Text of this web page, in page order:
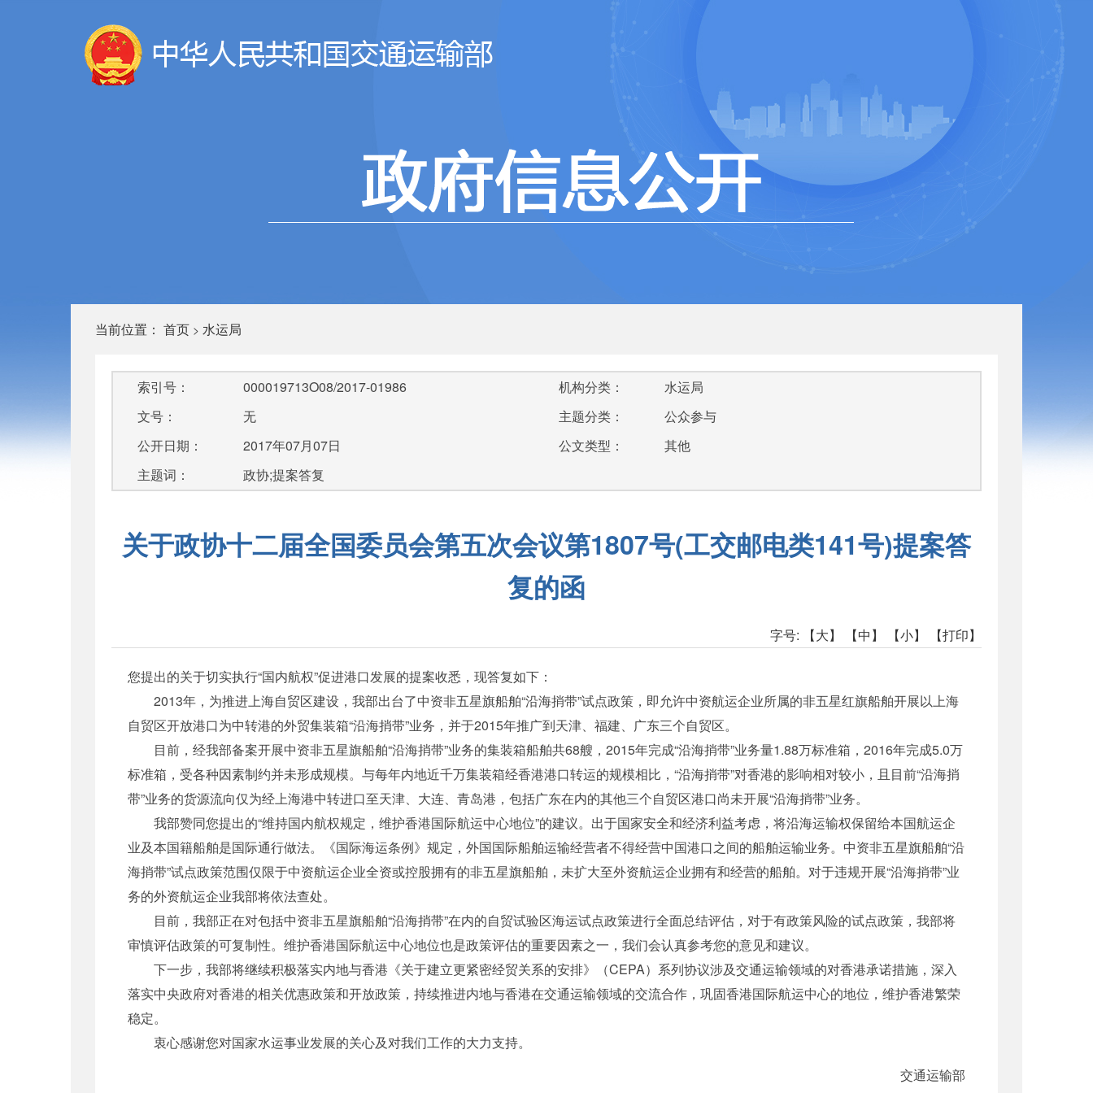
当前位置： 首页 > 水运局
索引号：
000019713O08/2017-01986
文号：
无
公开日期：
2017年07月07日
主题词：
政协;提案答复
机构分类：
水运局
主题分类：
公众参与
公文类型：
其他
关于政协十二届全国委员会第五次会议第1807号(工交邮电类141号)提案答
复的函
字号: 【大】 【中】 【小】 【打印】
您提出的关于切实执行“国内航权”促进港口发展的提案收悉，现答复如下：
2013年，为推进上海自贸区建设，我部出台了中资非五星旗船舶“沿海捎带”试点政策，即允许中资航运企业所属的非五星红旗船舶开展以上海
自贸区开放港口为中转港的外贸集装箱“沿海捎带”业务，并于2015年推广到天津、福建、广东三个自贸区。
目前，经我部备案开展中资非五星旗船舶“沿海捎带”业务的集装箱船舶共68艘，2015年完成“沿海捎带”业务量1.88万标准箱，2016年完成5.0万
标准箱，受各种因素制约并未形成规模。与每年内地近千万集装箱经香港港口转运的规模相比，“沿海捎带”对香港的影响相对较小，且目前“沿海捎
带”业务的货源流向仅为经上海港中转进口至天津、大连、青岛港，包括广东在内的其他三个自贸区港口尚未开展“沿海捎带”业务。
我部赞同您提出的“维持国内航权规定，维护香港国际航运中心地位”的建议。出于国家安全和经济利益考虑，将沿海运输权保留给本国航运企
业及本国籍船舶是国际通行做法。《国际海运条例》规定，外国国际船舶运输经营者不得经营中国港口之间的船舶运输业务。中资非五星旗船舶“沿
海捎带”试点政策范围仅限于中资航运企业全资或控股拥有的非五星旗船舶，未扩大至外资航运企业拥有和经营的船舶。对于违规开展“沿海捎带”业
务的外资航运企业我部将依法查处。
目前，我部正在对包括中资非五星旗船舶“沿海捎带”在内的自贸试验区海运试点政策进行全面总结评估，对于有政策风险的试点政策，我部将
审慎评估政策的可复制性。维护香港国际航运中心地位也是政策评估的重要因素之一，我们会认真参考您的意见和建议。
下一步，我部将继续积极落实内地与香港《关于建立更紧密经贸关系的安排》（CEPA）系列协议涉及交通运输领域的对香港承诺措施，深入
落实中央政府对香港的相关优惠政策和开放政策，持续推进内地与香港在交通运输领域的交流合作，巩固香港国际航运中心的地位，维护香港繁荣
稳定。
衷心感谢您对国家水运事业发展的关心及对我们工作的大力支持。
交通运输部